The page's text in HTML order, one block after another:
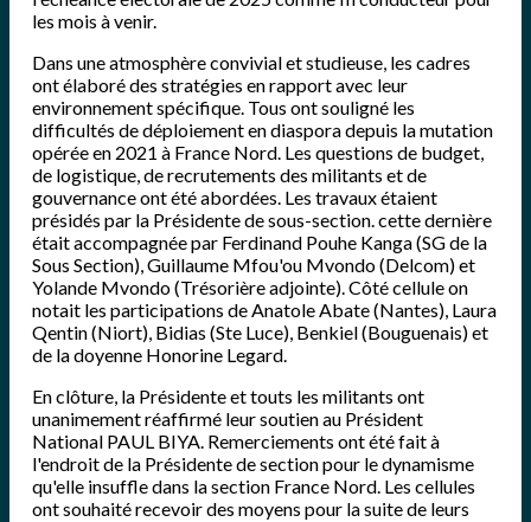
les mois à venir.
Dans une atmosphère convivial et studieuse, les cadres
ont élaboré des stratégies en rapport avec leur
environnement spécifique. Tous ont souligné les
difficultés de déploiement en diaspora depuis la mutation
opérée en 2021 à France Nord. Les questions de budget,
de logistique, de recrutements des militants et de
gouvernance ont été abordées. Les travaux étaient
présidés par la Présidente de sous-section. cette dernière
était accompagnée par Ferdinand Pouhe Kanga (SG de la
Sous Section), Guillaume Mfou'ou Mvondo (Delcom) et
Yolande Mvondo (Trésorière adjointe). Côté cellule on
notait les participations de Anatole Abate (Nantes), Laura
Qentin (Niort), Bidias (Ste Luce), Benkiel (Bouguenais) et
de la doyenne Honorine Legard.
En clôture, la Présidente et touts les militants ont
unanimement réaffirmé leur soutien au Président
National PAUL BIYA. Remerciements ont été fait à
l'endroit de la Présidente de section pour le dynamisme
qu'elle insuffle dans la section France Nord. Les cellules
ont souhaité recevoir des moyens pour la suite de leurs